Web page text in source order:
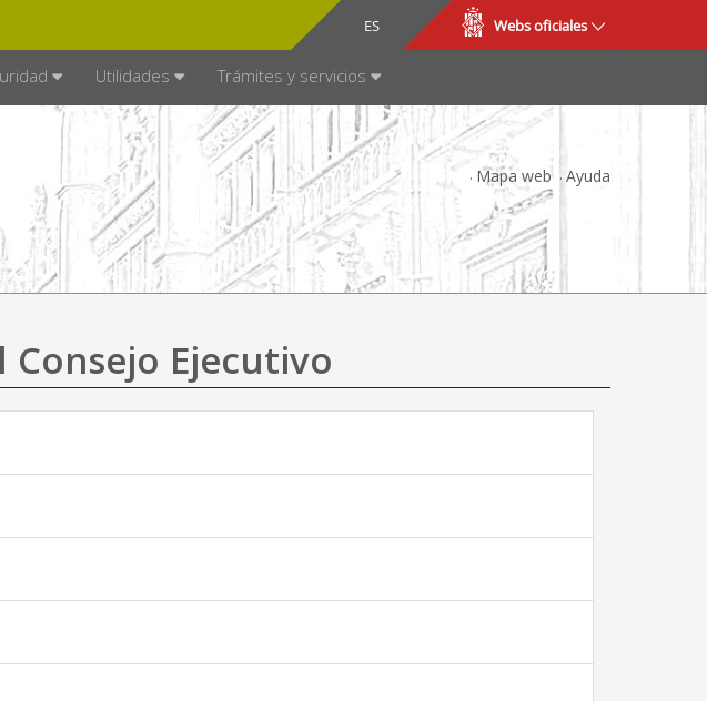
ES
CA Webs oficiales
Utilidades Trámites y servicios
Mapa web Ayuda
Ejecutivo